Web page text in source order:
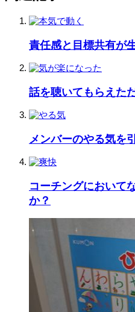
責任感と目標共有が
話を聴いてもらえた
メンバーのやる気を
コーチングにおいて
か？